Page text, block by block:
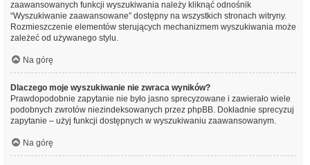
zaawansowanych funkcji wyszukiwania należy kliknąć odnośnik
“Wyszukiwanie zaawansowane” dostępny na wszystkich stronach witryny.
Rozmieszczenie elementów sterujących mechanizmem wyszukiwania może
zależeć od używanego stylu.
Na górę
Dlaczego moje wyszukiwanie nie zwraca wyników?
Prawdopodobnie zapytanie nie było jasno sprecyzowane i zawierało wiele
podobnych zwrotów niezindeksowanych przez phpBB. Dokładnie sprecyzuj
zapytanie – użyj funkcji dostępnych w wyszukiwaniu zaawansowanym.
Na górę